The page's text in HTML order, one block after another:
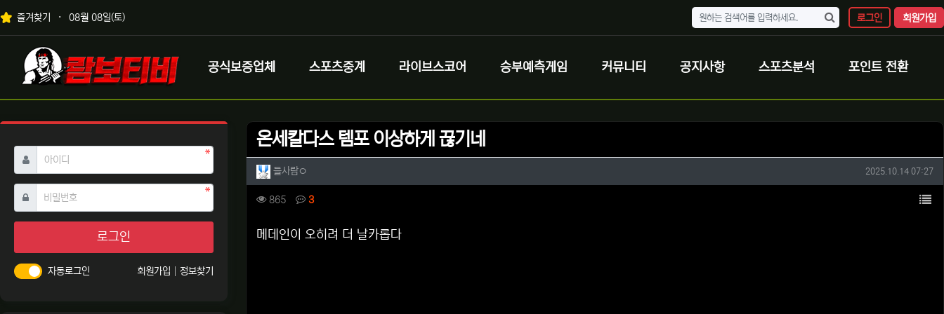
상단 네비
즐겨찾기 08월 08일(토) 로그인 회원가입
메인 메뉴
로고
공식보증업체 스포츠중계 라이브스코어 승부예측게임 커뮤니티 공지사항 스포츠분석 포인트 전환
온세칼다스 템포 이상하게 끊기네
작성자 정보
들사람ㅇ 작성일
2025.10.14 07:27
컨텐츠 정보
865조회 3댓글 목
본문
메데인이 오히려 더 날카롭다
아이디 필수
비밀번호필수
로그인
자동로그인 회원가입 정보찾기